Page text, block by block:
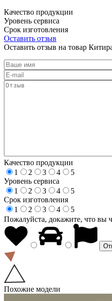
Качество продукции
Уровень сервиса
Срок изготовления
Оставить отзыв
Оставить отзыв на товар
Качество продукции
1
2 3 4
5
Уровень сервиса
1
2 3 4
5
Срок изготовления
1
2 3 4
5
Пожалуйста, докажите, что вы
Похожие модели